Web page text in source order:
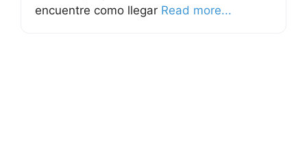
encuentre como llegar Read more...